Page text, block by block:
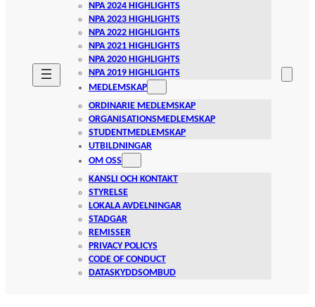
NPA 2024 HIGHLIGHTS
NPA 2023 HIGHLIGHTS
NPA 2022 HIGHLIGHTS
NPA 2021 HIGHLIGHTS
NPA 2020 HIGHLIGHTS
NPA 2019 HIGHLIGHTS
MEDLEMSKAP
ORDINARIE MEDLEMSKAP
ORGANISATIONSMEDLEMSKAP
STUDENTMEDLEMSKAP
UTBILDNINGAR
OM OSS
KANSLI OCH KONTAKT
STYRELSE
LOKALA AVDELNINGAR
STADGAR
REMISSER
PRIVACY POLICYS
CODE OF CONDUCT
DATASKYDDSOMBUD